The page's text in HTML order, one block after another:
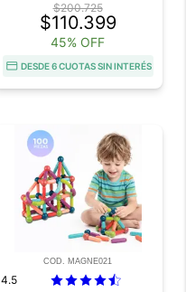
$200.725
$110.399
45% OFF
DESDE 6 CUOTAS SIN INTERÉS
COD. MAGNE021
4.5